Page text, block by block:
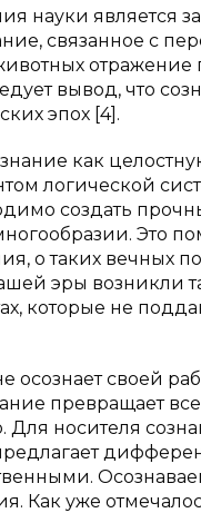
науки является
связанное с
вывод, что
эпох [4].
как
логической
создать
Это
о таких вечных
эры возникли
которые не
осознает своей
превращает
носителя
Как уже